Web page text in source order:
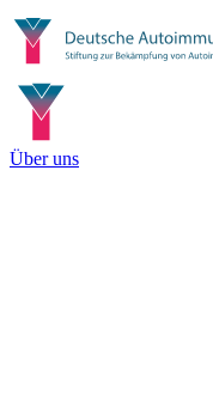
Über uns